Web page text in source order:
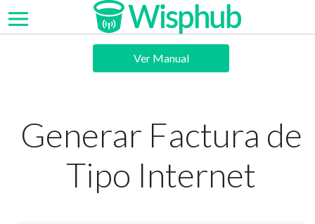
Ver Manual
Generar Factura de
Tipo Internet